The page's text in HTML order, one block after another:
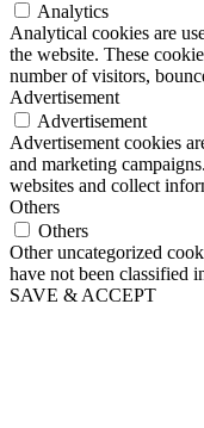
Analytics
Analytical cookies are
the website. These
number of visitors,
Advertisement
Advertisement
Advertisement cookies
and marketing
websites and collect
Others
Others
Other uncategorized
have not been classified
SAVE & ACCEPT